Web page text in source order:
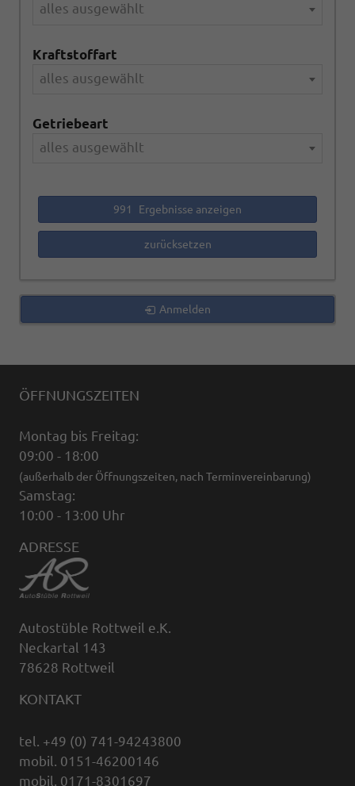
alles ausgewählt
Kraftstoffart
alles ausgewählt
Getriebeart
alles ausgewählt
991 Ergebnisse anzeigen
zurücksetzen
Anmelden
ÖFFNUNGSZEITEN
Montag bis Freitag:
09:00 - 18:00
(außerhalb der Öffnungszeiten, nach Terminvereinbarung)
Samstag:
10:00 - 13:00 Uhr
ADRESSE
Autostüble Rottweil e.K.
Neckartal 143
78628 Rottweil
KONTAKT
tel. +49 (0) 741-94243800
mobil. 0151-46200146
mobil. 0171-8301697